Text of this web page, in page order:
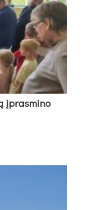
įpras­mi­no